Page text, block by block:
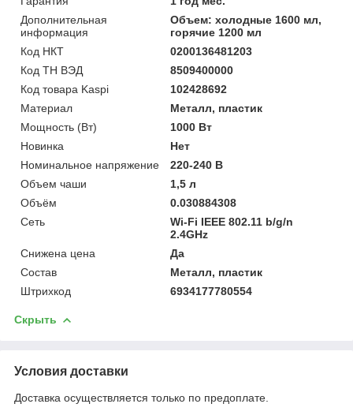
Дополнительная
информация
Объем: холодные 1600 мл,
горячие 1200 мл
Код НКТ
0200136481203
Код ТН ВЭД
8509400000
Код товара Kaspi
102428692
Материал
Металл, пластик
Мощность (Bт)
1000 Вт
Новинка
Нет
Номинальное напряжение
220-240 В
Объем чаши
1,5 л
Объём
0.030884308
Сеть
Wi-Fi IEEE 802.11 b/g/n
2.4GHz
Снижена цена
Да
Состав
Металл, пластик
Штрихкод
6934177780554
Скрыть
Условия доставки
Доставка осуществляется только по предоплате.